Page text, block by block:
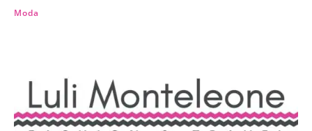
Moda